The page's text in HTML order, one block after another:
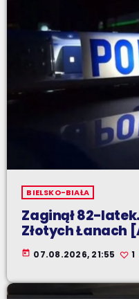
BIELSKO-BIAŁA
Zaginął 82-
Złotych Łanach
today 07.08.2026, 21:55 1